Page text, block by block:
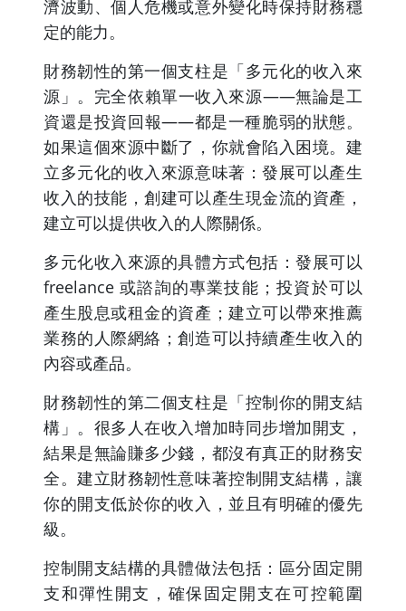
濟波動、個人危機或意外變化時保持財務穩
定的能力。
財務韌性的第一個支柱是「多元化的收入來
源」。完全依賴單一收入來源——無論是工
資還是投資回報——都是一種脆弱的狀態。
如果這個來源中斷了，你就會陷入困境。建
立多元化的收入來源意味著：發展可以產生
收入的技能，創建可以產生現金流的資產，
建立可以提供收入的人際關係。
多元化收入來源的具體方式包括：發展可以
freelance 或諮詢的專業技能；投資於可以
產生股息或租金的資產；建立可以帶來推薦
業務的人際網絡；創造可以持續產生收入的
內容或產品。
財務韌性的第二個支柱是「控制你的開支結
構」。很多人在收入增加時同步增加開支，
結果是無論賺多少錢，都沒有真正的財務安
全。建立財務韌性意味著控制開支結構，讓
你的開支低於你的收入，並且有明確的優先
級。
控制開支結構的具體做法包括：區分固定開
支和彈性開支，確保固定開支在可控範圍